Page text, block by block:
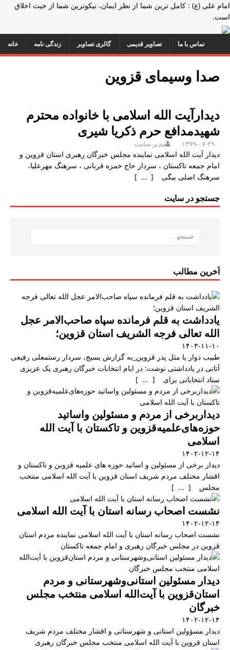
امام علی (ع) : کامل ترین شما از نظر ایمان، نیکوترین شما از حیث اخلاق
است.
خانه زندگی نامه گالری تصاویر تصاویر قدیمی تماس با ما
صدا وسیمای قزوین
دیدارآیت الله اسلامی با خانواده محترم
شهیدمدافع حرم ذکریا شیری
۱۳۹۹-۰۷-۲۹ مدیر سایت
دیدار آیت الله اسلامی نماینده مجلس خبرگان رهبری استان قزوین و
امام جمعه تاکستان ، سردار حاج حمزه قربانی ، سرهنگ مهرعلیا،
سرهنگ اصلی بیگی
[ … ]
جستجو در سایت
آخرین مطالب
یادداشت به قلم فرمانده سپاه صاحب‌الامر عجل
الله تعالی فرجه الشریف استان قزوین؛
۱۴۰۳-۱۱-۱۰
طبیب دوار یا مثل پدر قزوین_به گزارش بسیج، سردار رستمعلی رفیعی
آتانی در یادداشتی نوشت: در ایام انتخابات خبرگان رهبری یک عزیزی
ستاد انتخاباتی برای [ ... ]
دیداربرخی از مردم و مسئولین واساتید
حوزه‌های‌علمیه‌قزوین و تاکستان با آیت الله
اسلامی
۱۴۰۲-۱۲-۱۴
دیدار برخی از مسئولین و اساتید حوزه های علمیه قزوین و تاکستان و
اقشار مختلف مردم شریف استان قزوین با آیت الله اسلامی منتخب
مجلس [ ... ]
نشست اصحاب رسانه استان با آیت الله اسلامی
۱۴۰۲-۱۲-۱۴
نشست اصحاب رسانه استان با آیت الله اسلامی نماینده مردم استان
قزوین در مجلس خبرگان رهبری و امام جمعه تاکستان
دیدار مسئولین استانی‌وشهرستانی و مردم‌
استان‌قزوین با آیت‌الله‌ اسلامی منتخب مجلس‌
خبرگان
۱۴۰۲-۱۲-۱۴
دیدار مسؤولین استانی و شهرستانی و اقشار مختلف مردم شریف
استان قزوین با آیت الله اسلامی منتخب مجلس خبرگان رهبری